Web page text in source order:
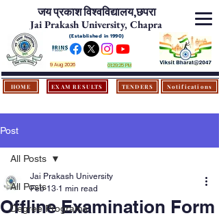
जय प्रकाश विश्‍वविद्यालय,छपरा
Jai Prakash University, Chapra
(Established in 1990)
9 Aug 2026 01:29:25 PM
HOME EXAM RESULTS TENDERS Notifications
Post
All Posts
Degree Programs
All Posts
Offline Examination Form
Jai Prakash University
Feb 13 1 min read